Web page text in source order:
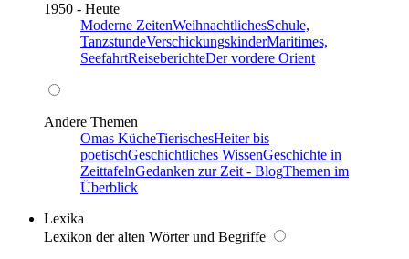
1950 - Heute
Moderne ZeitenWeihnachtlichesSchule,
TanzstundeVerschickungskinderMaritimes,
SeefahrtReiseberichteDer vordere Orient
Andere Themen
Omas KücheTierischesHeiter bis
poetischGeschichtliches WissenGeschichte in
ZeittafelnGedanken zur Zeit - BlogThemen im
Überblick
Lexika
Lexikon der alten Wörter und Begriffe